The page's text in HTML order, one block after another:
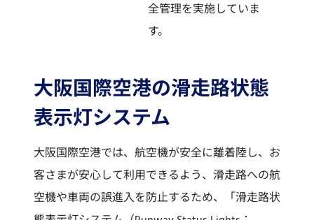
全管理を実施していま
す。
大阪国際空港の滑走路状態
表示灯システム
大阪国際空港では、航空機が安全に離着陸し、お
客さまが安心して利用できるよう、滑走路への航
空機や車両の誤進入を防止するため、「滑走路状